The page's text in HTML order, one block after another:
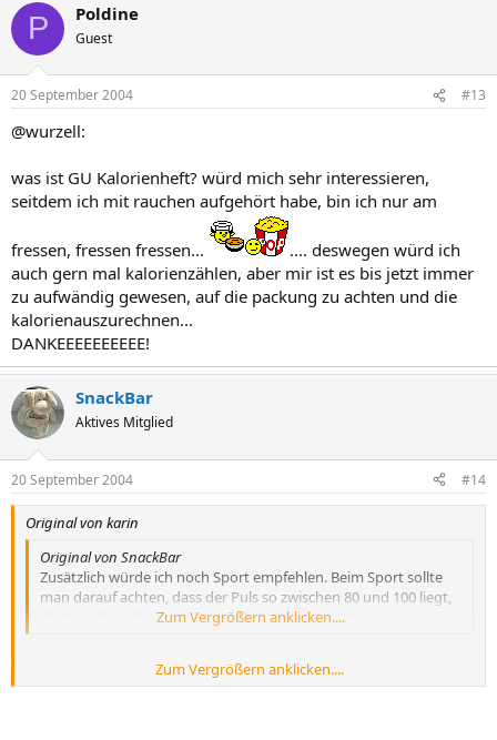
P Poldine
Guest
20 September 2004 #13
@wurzell:
was ist GU Kalorienheft? würd mich sehr interessieren,
seitdem ich mit rauchen aufgehört habe, bin ich nur am
fressen, fressen fressen...
.... deswegen würd ich
auch gern mal kalorienzählen, aber mir ist es bis jetzt immer
zu aufwändig gewesen, auf die packung zu achten und die
kalorienauszurechnen...
DANKEEEEEEEEEE!
SnackBar
Aktives Mitglied
20 September 2004 #14
Original von karin
Original von SnackBar
Zusätzlich würde ich noch Sport empfehlen. Beim Sport sollte
man darauf achten, dass der Puls so zwischen 80 und 100 liegt,
da man dann die beste Fettverbrennung anregt.
Zum Vergrößern anklicken....
der puls sollte immer so zwischen 120 und 140 liegen
da hat man die beste fettverbrennung...
Zum Vergrößern anklicken....